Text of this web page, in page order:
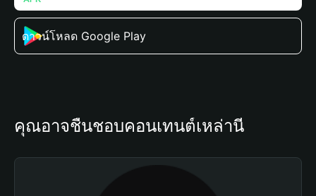
ดาวน์โหลด Google Play
คุณอาจชื่นชอบคอนเทนต์เหล่านี้